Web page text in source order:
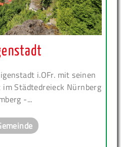
i.OFr. mit seinen
Städtedreieck Nürnberg
-...